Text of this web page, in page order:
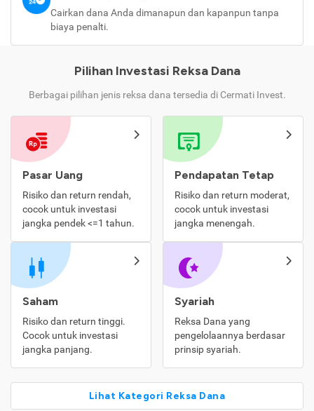
Cairkan dana Anda dimanapun dan kapanpun tanpa
biaya penalti.
Pilihan Investasi Reksa Dana
Berbagai pilihan jenis reksa dana tersedia di Cermati Invest.
Pasar Uang
Risiko dan return rendah,
cocok untuk investasi
jangka pendek <=1 tahun.
Pendapatan Tetap
Risiko dan return moderat,
cocok untuk investasi
jangka menengah.
Saham
Risiko dan return tinggi.
Cocok untuk investasi
jangka panjang.
Syariah
Reksa Dana yang
pengelolaannya berdasar
prinsip syariah.
Lihat Kategori Reksa Dana